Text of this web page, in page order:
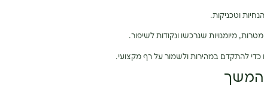
וטכניקות.
מיומנויות שנרכשו ונקודות לשיפור.
כדי להתקדם במהירות ולשמור על רף מקצועי.
המשך